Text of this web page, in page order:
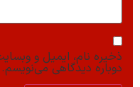
ذخیره نام، ایمیل و
دوباره دیدگاهی می‌نویسم.